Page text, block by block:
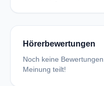
Hörerbewertungen
Noch keine
Meinung teilt!